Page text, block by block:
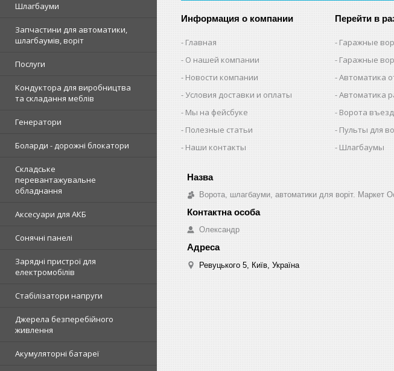
Шлагбауми
Запчастини для автоматики,
шлагбаумів, воріт
Послуги
Кондуктора для виробництва
та складання меблів
Генератори
Боларди - дорожні блокатори
Складське
перевантажувальне
обладнання
Аксесуари для АКБ
Сонячні панелі
Зарядні пристрої для
електромобілів
Стабілізатори напруги
Джерела безперебійного
живлення
Акумуляторні батареї
Информация о компании
Главная
О нашей компании
Новости компании
Условия доставки и оплаты
Мы на фейсбуке
Полезные статьи
Наши контакты
Перейти в
Гаражные
Гаражные
Автоматика
Автоматика
Ворота
Пульты для
Шлагбаумы
Ворота, шлагбауми, автоматики для воріт. Маркет
Олександр
Ревуцького 5, Київ, Україна